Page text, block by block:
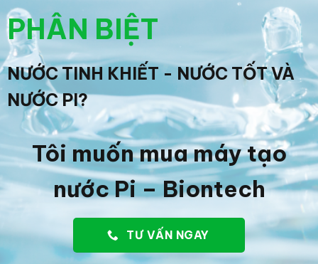
PHÂN BIỆT
NƯỚC TINH KHIẾT - NƯỚC TỐT VÀ
NƯỚC PI?
Tôi muốn mua máy tạo
nước Pi – Biontech
TƯ VẤN NGAY